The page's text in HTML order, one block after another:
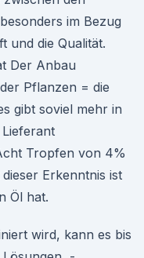
im Bezug
und die Qualität.
Der Anbau
Pflanzen = die
gibt soviel mehr in
Tropfen von 4%
Erkenntnis ist
Öl hat.
wird, kann es bis